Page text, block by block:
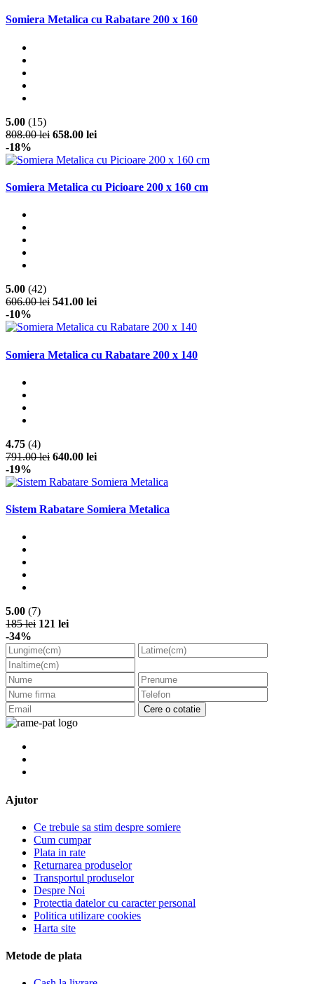
Somiera Metalica cu Rabatare 200 x 160
5.00 (15)
808.00 lei 658.00 lei
-18%
Somiera Metalica cu Picioare 200 x 160 cm
5.00 (42)
606.00 lei 541.00 lei
-10%
Somiera Metalica cu Rabatare 200 x 140
4.75 (4)
791.00 lei 640.00 lei
-19%
Sistem Rabatare Somiera Metalica
5.00 (7)
185 lei 121 lei
-34%
Cere o cotatie
Ajutor
Ce trebuie sa stim despre somiere
Cum cumpar
Plata in rate
Returnarea produselor
Transportul produselor
Despre Noi
Protectia datelor cu caracter personal
Politica utilizare cookies
Harta site
Metode de plata